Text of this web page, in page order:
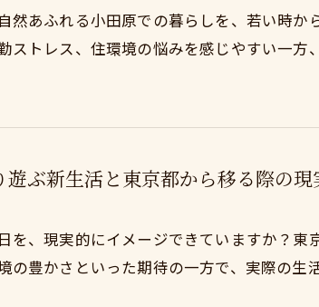
然あふれる小田原での暮らしを、若い時か
ストレス、住環境の悩みを感じやすい一方
ぶ新生活と東京都から移る際の現
を、現実的にイメージできていますか？東
の豊かさといった期待の一方で、実際の生